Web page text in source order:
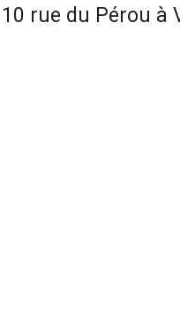
rue du Pérou à